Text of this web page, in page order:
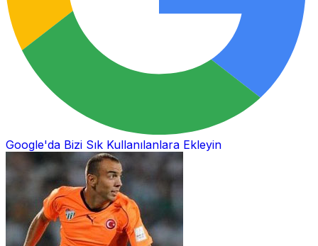
Google'da Bizi Sık Kullanılanlara Ekleyin